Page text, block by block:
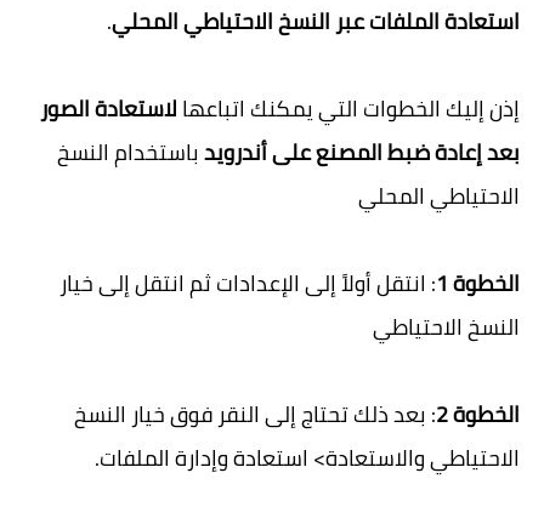
استعادة الملفات عبر النسخ الاحتياطي المحلي.
إذن إليك الخطوات التي يمكنك اتباعهالاستعادة الصور
بعد إعادة ضبط المصنع على أندرويدباستخدام النسخ
الاحتياطي المحلي
الخطوة 1 : انتقل أولاً إلى الإعدادات ثم انتقل إلى خيار
النسخ الاحتياطي
الخطوة 2 : بعد ذلك تحتاج إلى النقر فوق خيار النسخ
الاحتياطي والاستعادة> استعادة وإدارة الملفات.